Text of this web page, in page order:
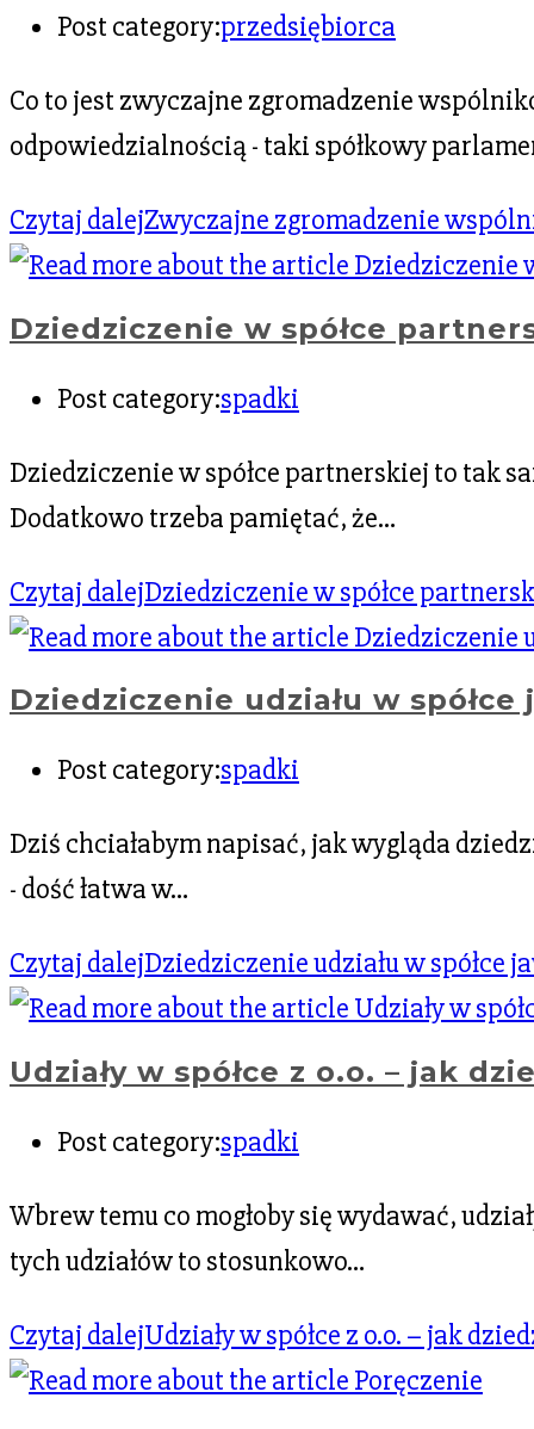
Post category:przedsiębiorca
Co to jest zwyczajne zgromadzenie
odpowiedzialnością - taki spółkowy
Czytaj dalejZwyczajne zgromadzenie
Dziedziczenie w spółce
Post category:spadki
Dziedziczenie w spółce partnerskiej to tak
Dodatkowo trzeba pamiętać, że…
Czytaj dalejDziedziczenie w spółce
Dziedziczenie udziału w spółce
Post category:spadki
Dziś chciałabym napisać, jak wygląda
- dość łatwa w…
Czytaj dalejDziedziczenie udziału w spółce
Udziały w spółce z o.o. – jak
Post category:spadki
Wbrew temu co mogłoby się wydawać,
tych udziałów to stosunkowo…
Czytaj dalejUdziały w spółce z o.o. – jak